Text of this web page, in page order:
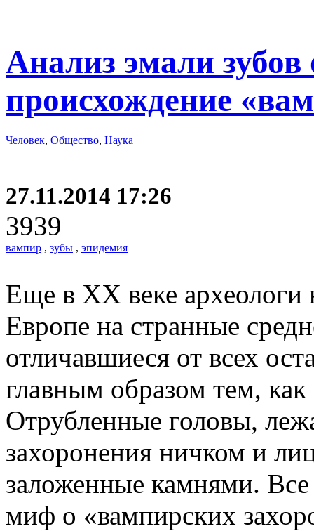
Анализ эмали зубов
происхождение
Человек, Общество, Наука
27.11.2014 17:26
3939
вампир , зубы , эпидемия
Еще в XX веке археологи
Европе на странные
отличавшиеся от всех
главным образом тем,
Отрубленные головы,
захоронения ничком и
заложенные камнями. Все
миф о «вампирских